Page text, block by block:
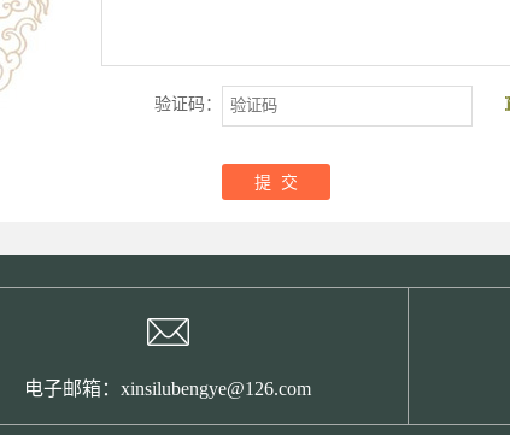
验证码：
电子邮箱：xinsilubengye@126.com